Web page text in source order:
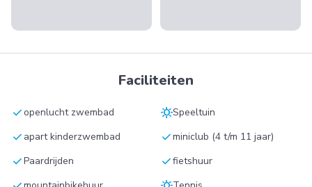
Faciliteiten
checkopenlucht zwembad sunnySpeeltuin
check apart kinderzwembad checkminiclub (4 t/m 11 jaar)
checkPaardrijden checkfietshuur